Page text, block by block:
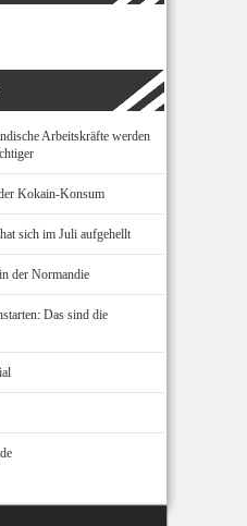
Arbeitskräfte werden
Kokain-Konsum
sich im Juli aufgehellt
der Normandie
Das sind die